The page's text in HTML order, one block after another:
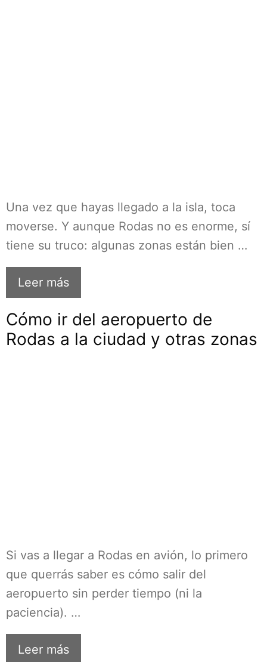
Una vez que hayas llegado a la isla, toca
moverse. Y aunque Rodas no es enorme, sí
tiene su truco: algunas zonas están bien …
Leer más
Cómo ir del aeropuerto de
Rodas a la ciudad y otras zonas
Si vas a llegar a Rodas en avión, lo primero
que querrás saber es cómo salir del
aeropuerto sin perder tiempo (ni la
paciencia). …
Leer más